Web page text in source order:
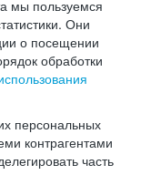
мы пользуемся
Они
о посещении
обработки
персональных
контрагентами
часть